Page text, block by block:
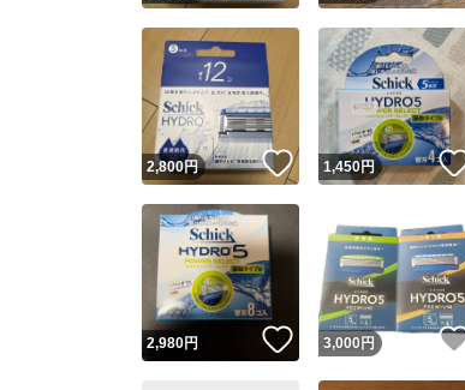
2,800円 いいね！
1,450円
2,980円 いいね！
3,000 円